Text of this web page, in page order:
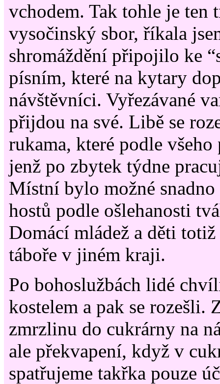
vchodem. Tak tohle je ten
vysočinský sbor, říkala
shromáždění připojilo ke
písním, které na kytary
návštěvníci. Vyřezávané
přijdou na své. Libě se
rukama, které podle
jenž po zbytek týdne
Místní bylo možné
hostů podle ošlehanosti
Domácí mládež a děti
táboře v jiném kraji.
Po bohoslužbách lidé
kostelem a pak se rozešli.
zmrzlinu do cukrárny na
ale překvapení, když v
spatřujeme takřka pouze